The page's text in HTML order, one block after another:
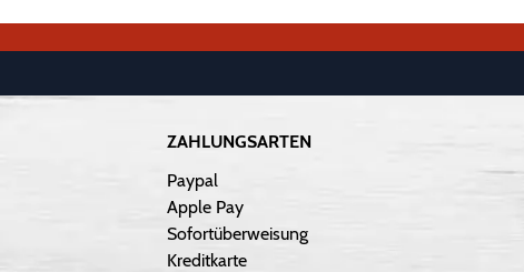
ZAHLUNGSARTEN
Paypal
Apple Pay
Sofortüberweisung
Kreditkarte